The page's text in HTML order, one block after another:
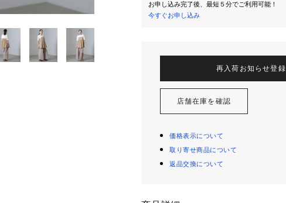
お申し込み完了後、最短５分でご利用可能！
今すぐお申し込み
再入荷お知らせ登録
店舗在庫を確認
価格表示について
取り寄せ商品について
返品交換について